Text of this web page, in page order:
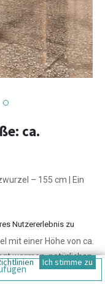
ca.
– 155 cm | Ein
mit einer Höhe von ca.
warmen, natürlichen
Nutzererlebnis zu
Ich stimme zu